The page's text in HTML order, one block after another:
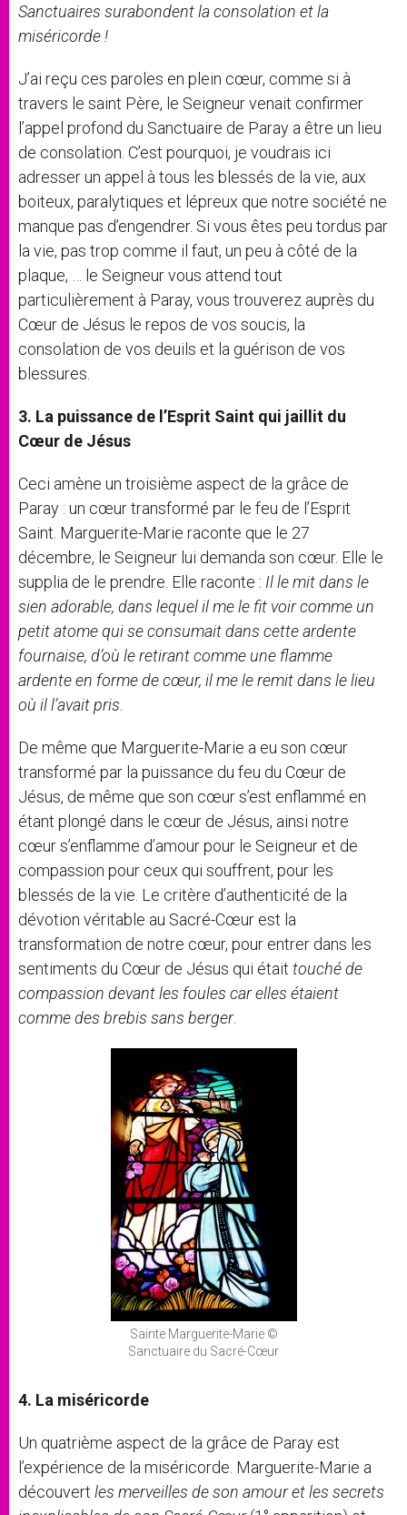
Sanctuaires surabondent la consolation et la
miséricorde !
J’ai reçu ces paroles en plein cœur, comme si à
travers le saint Père, le Seigneur venait confirmer
l’appel profond du Sanctuaire de Paray a être un lieu
de consolation. C’est pourquoi, je voudrais ici
adresser un appel à tous les blessés de la vie, aux
boiteux, paralytiques et lépreux que notre société ne
manque pas d’engendrer. Si vous êtes peu tordus par
la vie, pas trop comme il faut, un peu à côté de la
plaque, … le Seigneur vous attend tout
particulièrement à Paray, vous trouverez auprès du
Cœur de Jésus le repos de vos soucis, la
consolation de vos deuils et la guérison de vos
blessures.
3. La puissance de l’Esprit Saint qui jaillit du
Cœur de Jésus
Ceci amène un troisième aspect de la grâce de
Paray : un cœur transformé par le feu de l’Esprit
Saint. Marguerite-Marie raconte que le 27
décembre, le Seigneur lui demanda son cœur. Elle le
supplia de le prendre. Elle raconte : Il le mit dans le
sien adorable, dans lequel il me le fit voir comme un
petit atome qui se consumait dans cette ardente
fournaise, d’où le retirant comme une flamme
ardente en forme de cœur, il me le remit dans le lieu
où il l’avait pris
De même que Marguerite-Marie a eu son cœur
transformé par la puissance du feu du Cœur de
Jésus, de même que son cœur s’est enflammé en
étant plongé dans le cœur de Jésus, ainsi notre
cœur s’enflamme d’amour pour le Seigneur et de
compassion pour ceux qui souffrent, pour les
blessés de la vie. Le critère d’authenticité de la
dévotion véritable au Sacré-Cœur est la
transformation de notre cœur, pour entrer dans les
sentiments du Cœur de Jésus qui était touché de
compassion devant les foules car elles étaient
comme des brebis sans berger.
Sainte Marguerite-Marie ©
Sanctuaire du Sacré-Cœur
4. La miséricorde
Un quatrième aspect de la grâce de Paray est
l’expérience de la miséricorde. Marguerite-Marie a
découvert les merveilles de son amour et les secrets